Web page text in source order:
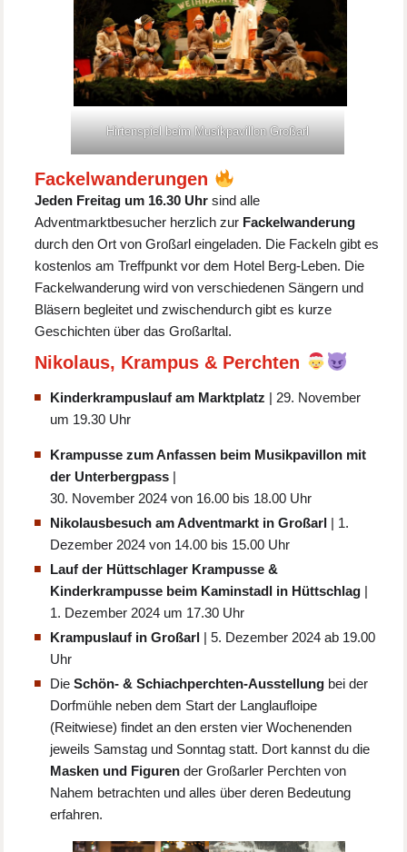
Hirtenspiel beim Musikpavillon Großarl
Fackelwanderungen
Jeden Freitag um 16.30 Uhr sind alle
Adventmarktbesucher herzlich zur Fackelwanderung
durch den Ort von Großarl eingeladen. Die Fackeln gibt es
kostenlos am Treffpunkt vor dem Hotel Berg-Leben. Die
Fackelwanderung wird von verschiedenen Sängern und
Bläsern begleitet und zwischendurch gibt es kurze
Geschichten über das Großarltal.
Nikolaus, Krampus & Perchten
Kinderkrampuslauf am Marktplatz | 29. November
um 19.30 Uhr
Krampusse zum Anfassen beim Musikpavillon mit
der Unterbergpass |
30. November 2024 von 16.00 bis 18.00 Uhr
Nikolausbesuch am Adventmarkt in Großarl | 1.
Dezember 2024 von 14.00 bis 15.00 Uhr
Lauf der Hüttschlager Krampusse &
Kinderkrampusse beim Kaminstadl in Hüttschlag |
1. Dezember 2024 um 17.30 Uhr
Krampuslauf in Großarl | 5. Dezember 2024 ab 19.00
Uhr
DieSchön- & Schiachperchten-Ausstellung bei der
Dorfmühle neben dem Start der Langlaufloipe
(Reitwiese) findet an den ersten vier Wochenenden
jeweils Samstag und Sonntag statt. Dort kannst du die
Masken und Figuren der Großarler Perchten von
Nahem betrachten und alles über deren Bedeutung
erfahren.